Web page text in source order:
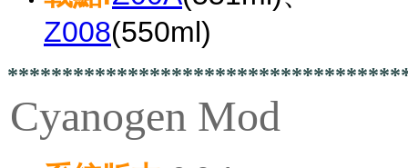
Z008(550ml)
Cyanogen Mod